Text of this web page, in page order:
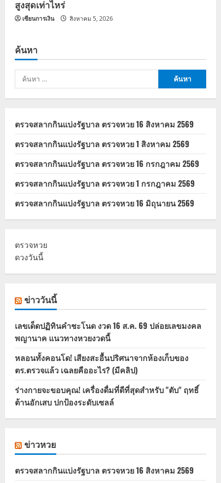
สูงสุดเท่าไหร่
เซียนการเงิน สิงหาคม 5, 2026
ค้นหา
ค้นหา
สำหรับ:
ตรวจสลากกินแบ่งรัฐบาล ตรวจหวย 16 สิงหาคม 2569
ตรวจสลากกินแบ่งรัฐบาล ตรวจหวย 1 สิงหาคม 2569
ตรวจสลากกินแบ่งรัฐบาล ตรวจหวย 16 กรกฎาคม 2569
ตรวจสลากกินแบ่งรัฐบาล ตรวจหวย 1 กรกฎาคม 2569
ตรวจสลากกินแบ่งรัฐบาล ตรวจหวย 16 มิถุนายน 2569
ตรวจหวย
ดวงวันนี้
ข่าววันนี้
เลขเด็ดปฏิทินคำชะโนด งวด 16 ส.ค. 69 ปล่อยเลขมงคล
พญานาค แนวทางหวยงวดนี้
หลอนทั้งคอนโด! เสียงสะอื้นปริศนาจากห้องเก็บของ
ตร.ตรวจแล้ว เฉลยคืออะไร? (มีคลิป)
ร่างกายจะขอบคุณ! เครื่องดื่มที่ดีที่สุดสำหรับ "ตับ" ฤทธิ์
ต้านอักเสบ ปกป้องระดับเซลล์
ข่าวหวย
ตรวจสลากกินแบ่งรัฐบาล ตรวจหวย 16 สิงหาคม 2569